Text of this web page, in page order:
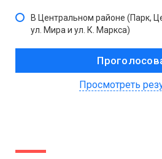
В Центральном районе (Парк,
ул. Мира и ул. К. Маркса)
Просмотреть